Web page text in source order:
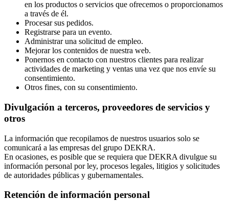
en los productos o servicios que ofrecemos o proporcionamos
a través de él.
Procesar sus pedidos.
Registrarse para un evento.
Administrar una solicitud de empleo.
Mejorar los contenidos de nuestra web.
Ponernos en contacto con nuestros clientes para realizar
actividades de marketing y ventas una vez que nos envíe su
consentimiento.
Otros fines, con su consentimiento.
Divulgación a terceros, proveedores de servicios y
otros
La información que recopilamos de nuestros usuarios solo se
comunicará a las empresas del grupo DEKRA.
En ocasiones, es posible que se requiera que DEKRA divulgue su
información personal por ley, procesos legales, litigios y solicitudes
de autoridades públicas y gubernamentales.
Retención de información personal